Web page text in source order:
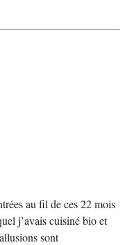
au fil de ces 22 mois
j’avais cuisiné bio et
sont